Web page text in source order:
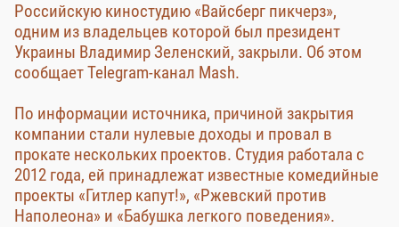
Российскую киностудию «Вайсберг пикчерз»,
одним из владельцев которой был президент
Украины Владимир Зеленский, закрыли. Об этом
сообщает Telegram-канал Mash.
По информации источника, причиной закрытия
компании стали нулевые доходы и провал в
прокате нескольких проектов. Студия работала с
2012 года, ей принадлежат известные комедийные
проекты «Гитлер капут!», «Ржевский против
Наполеона» и «Бабушка легкого поведения».